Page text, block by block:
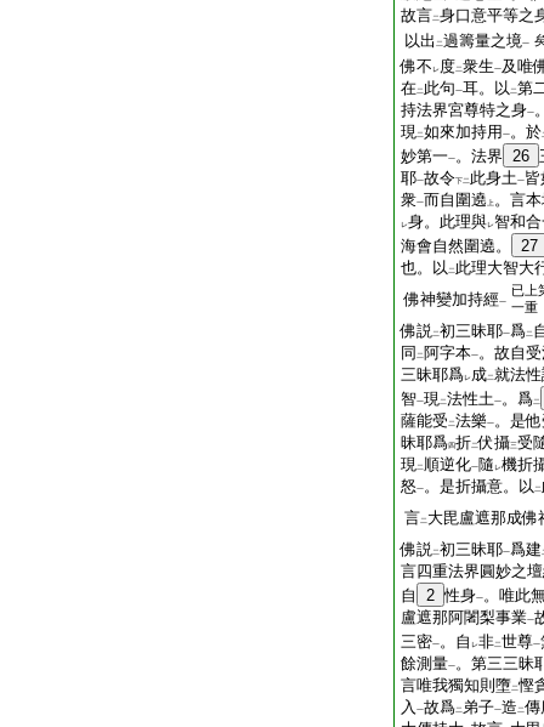
故言二身口意平等之
以出 二過籌量之境一
佛不 レ度二衆生一及唯
在二 此句一耳。以 二第
持法界宮尊特之身一
現二如來加持用 一。於
妙第一一。法界 26
耶一故令下二 此身土一皆
衆一而自圍遶 上 。言
レ身。此理與レ智和
海會自然圍遶。
27
也。以 二 此理大智大
佛神變加持經一
已上
一重
佛説二初三昧耶一爲二
同 二 阿字本一。故自
三昧耶爲レ成二就法
智一現二法性土一。爲二
薩能受 二法樂一。是
昧耶爲四折二伏攝三受
現二 順逆化一隨 レ機折
怒一。是折攝意。以 二
言二 大毘盧遮那成佛
佛説二初三昧耶一爲建
言四重法界圓妙之
自
2 性身一。唯此
盧遮那阿闍梨事業一
三密一。自 レ非二世尊一
餘測量一。第三三昧
言唯我獨知則墮二慳
入 一故爲二 弟子一造 二傳